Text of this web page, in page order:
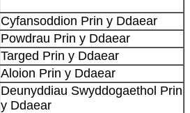
Cyfansoddion Prin y Ddaear
Powdrau Prin y Ddaear
Targed Prin y Ddaear
Aloion Prin y Ddaear
Deunyddiau Swyddogaethol Prin
y Ddaear